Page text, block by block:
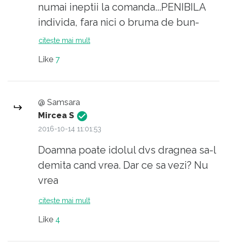
vor disparea treptat de la sine. Este un
mecanism natural. Nu o minune.
numai ineptii la comanda...PENIBILA
individa, fara nici o bruma de bun-
simţ. citește mai mult
Like 7
@ Samsara
Mircea S
2016-10-14 11:01:53
Doamna poate idolul dvs dragnea sa-l
demita cand vrea. Dar ce sa vezi? Nu
vrea
citește mai mult
Like 4